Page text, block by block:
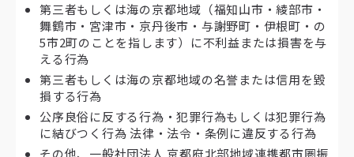
第三者もしくは海の京都地域（福知山市・綾部市・
舞鶴市・宮津市・京丹後市・与謝野町・伊根町・の
5市2町のことを指します）に不利益または損害を与
える行為
第三者もしくは海の京都地域の名誉または信用を毀
損する行為
公序良俗に反する行為・犯罪行為もしくは犯罪行為
に結びつく行為 法律・法令・条例に違反する行為